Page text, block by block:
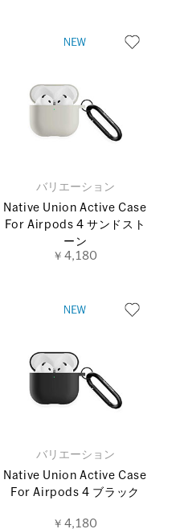
バリエーション
Native Union Active Case
For Airpods 4 サンドスト
ーン
￥4,180
バリエーション
Native Union Active Case
For Airpods 4 ブラック
￥4,180